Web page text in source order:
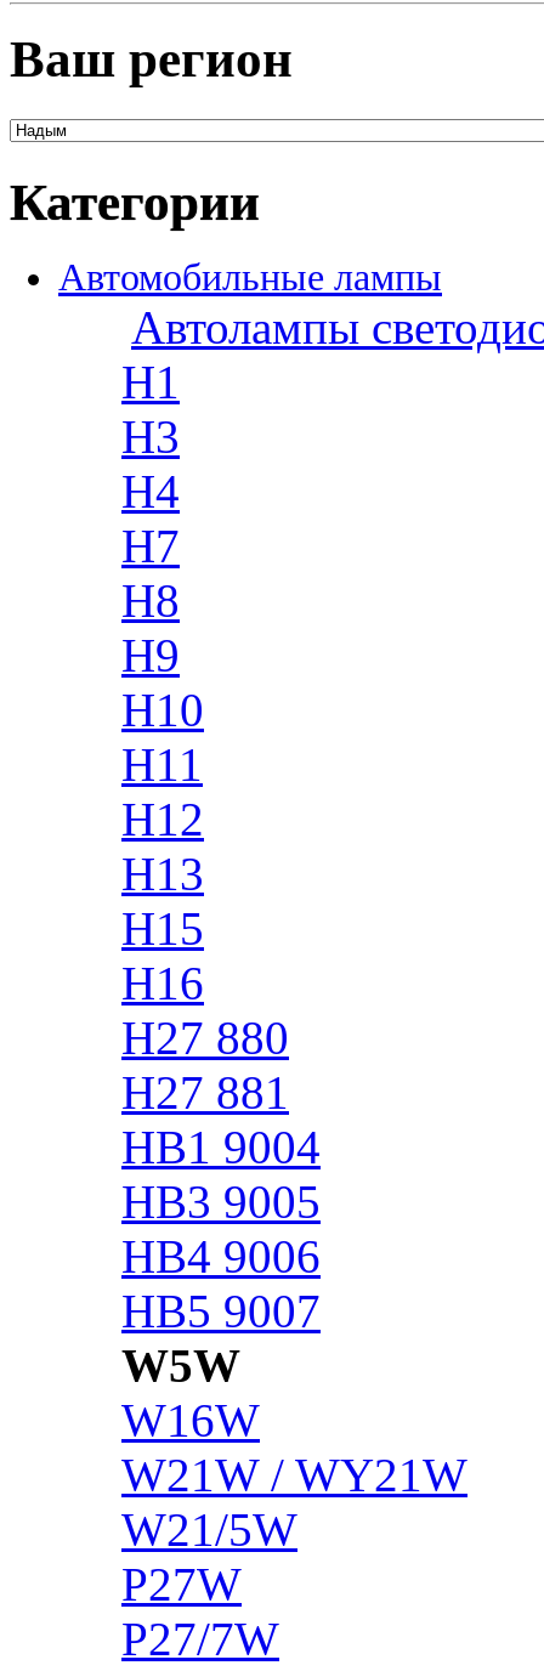
Ваш регион
Категории
Автомобильные лампы
Автолампы
H1
H3
H4
H7
H8
H9
H10
H11
H12
H13
H15
H16
H27 880
H27 881
HB1 9004
HB3 9005
HB4 9006
HB5 9007
W5W
W16W
W21W / WY21W
W21/5W
P27W
P27/7W